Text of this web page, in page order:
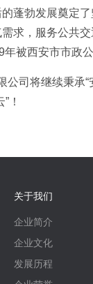
蓬勃发展奠定
求，服务公共
被西安市市政
司将继续秉承“
！
关于我们
企业简介
企业文化
发展历程